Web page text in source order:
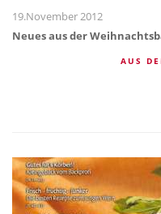
19.November 2012
Neues aus der
AUS